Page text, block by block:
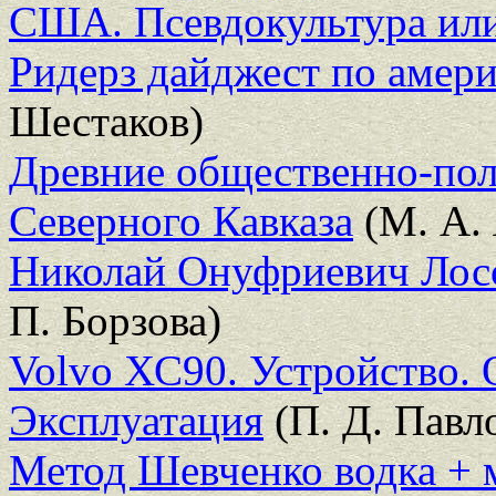
США. Псевдокультура
Ридерз дайджест по
Шестаков)
Древние общественно-
Северного Кавказа(М. А.
Николай Онуфриевич
П. Борзова)
Volvo ХС90. Устройство.
Эксплуатация(П. Д.
Метод Шевченко водка +